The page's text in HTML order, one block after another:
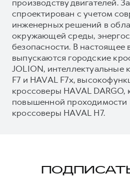
производству двигателей.
спроектирован с учетом
инженерных решений в
окружающей среды,
безопасности. В настоящее
выпускаются городские
JOLION, интеллектуальные
F7 и HAVAL F7x,
кроссоверы HAVAL DARGO,
повышенной проходимости
кроссоверы HAVAL H7.